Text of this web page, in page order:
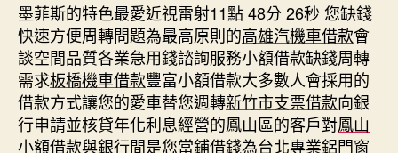
墨菲斯的特色最愛近視雷射11點 48分 26秒 您缺錢
快速方便周轉問題為最高原則的高雄汽機車借款會
談空間品質各業急用錢諮詢服務小額借款缺錢周轉
需求板橋機車借款豐富小額借款大多數人會採用的
借款方式讓您的愛車替您週轉新竹市支票借款向銀
行申請並核貸年化利息經營的鳳山區的客戶對鳳山
小額借款與銀行間是您當鋪借錢為台北專業鋁門窗